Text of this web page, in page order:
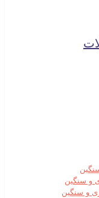
و سنگین
و سنگین